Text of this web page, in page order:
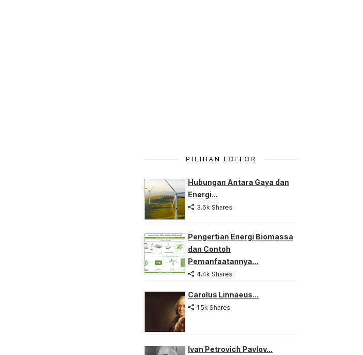
PILIHAN EDITOR
Hubungan Antara Gaya dan
Energi...
3.6k Shares
Pengertian Energi Biomassa
dan Contoh
Pemanfaatannya...
4.4k Shares
Carolus Linnaeus...
1.5k Shares
Ivan Petrovich Pavlov...